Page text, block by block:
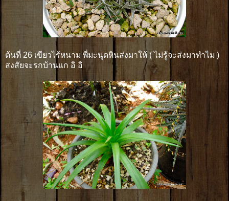
ต้นที่ 26 เขียวไร้หนาม พี่มะนุดหินส่งมาให้ ( ไม่รู้จะส่งมาทำไม )
สงสัยจะรกบ้านแก อิ อิ